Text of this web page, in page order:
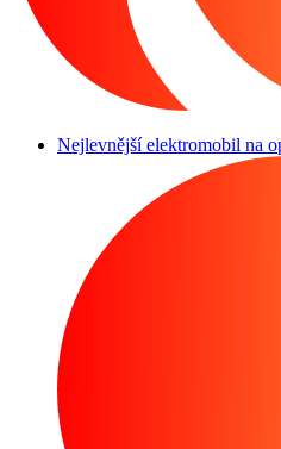
Nejlevnější elektromobil na